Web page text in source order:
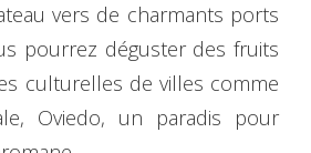
vers de charmants ports
pourrez déguster des fruits
culturelles de villes comme
Oviedo, un paradis pour